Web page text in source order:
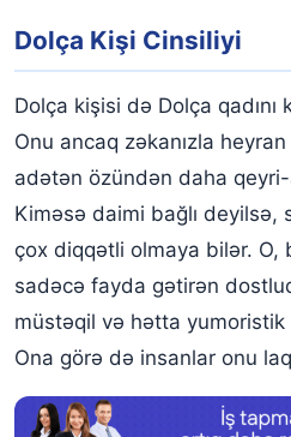
Dolça Kişi Cinsiliyi
Dolça kişisi də Dolça qadını
Onu ancaq zəkanızla
adətən özündən daha
Kiməsə daimi bağlı deyilsə,
çox diqqətli olmaya bilər. O,
sadəcə fayda gətirən
müstəqil və hətta
Ona görə də insanlar onu